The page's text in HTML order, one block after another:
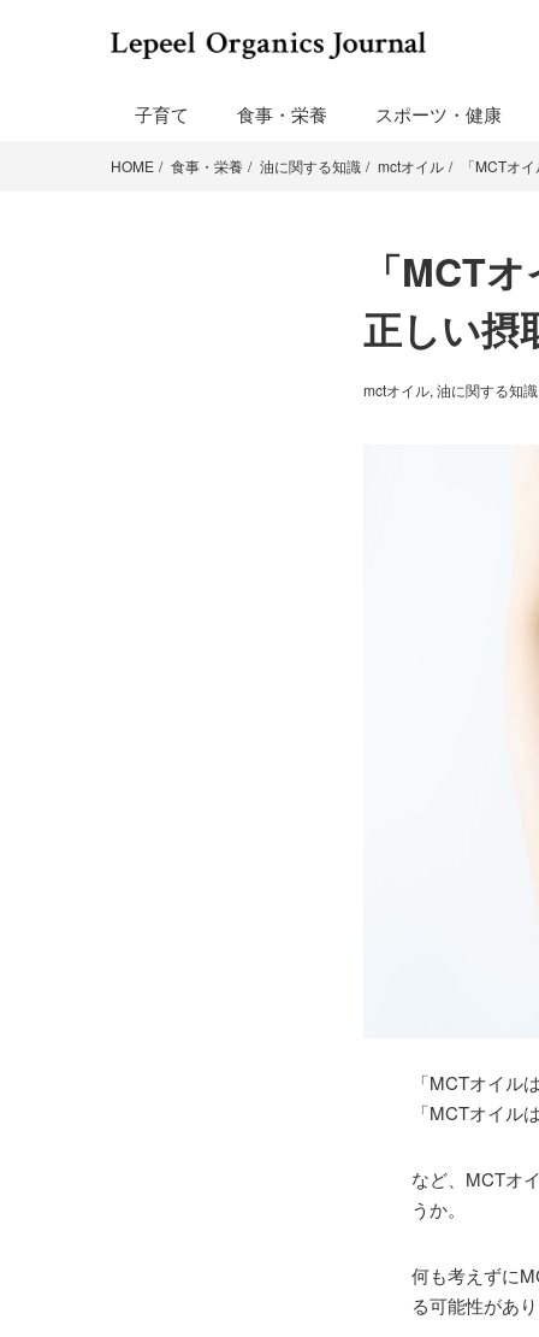
子育て 食事・栄養 スポーツ・健康
HOME 食事・栄養 油に関する知識 mctオイル 「MCTオ
「MCT
正しい摂
mctオイル,油に関する知識
「MCTオイル
「MCTオイル
など、MCTオ
うか。
何も考えずに
る可能性があ